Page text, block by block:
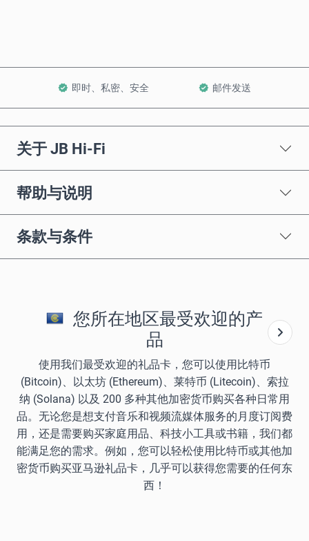
即时、私密、安全 邮件发送
关于 JB Hi-Fi
帮助与说明
条款与条件
您所在地区最受欢迎的产
品
使用我们最受欢迎的礼品卡，您可以使用比特币
(Bitcoin)、以太坊 (Ethereum)、莱特币 (Litecoin)、索拉
纳 (Solana) 以及 200 多种其他加密货币购买各种日常用
品。无论您是想支付音乐和视频流媒体服务的月度订阅费
用，还是需要购买家庭用品、科技小工具或书籍，我们都
能满足您的需求。例如，您可以轻松使用比特币或其他加
密货币购买亚马逊礼品卡，几乎可以获得您需要的任何东
西！